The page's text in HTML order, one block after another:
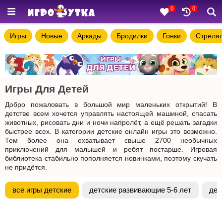
0 0
Игры Новые Аркады Бродилки Гонки
Игры Для Детей
Добро пожаловать в большой мир маленьких открытий! В
детстве всем хочется управлять настоящей машиной, спасать
животных, рисовать дни и ночи напролёт, а ещё решать загадки
быстрее всех. В категории детские онлайн игры это возможно.
Тем более она охватывает свыше 2700 необычных
приключений для малышей и ребят постарше. Игровая
библиотека стабильно пополняется новинками, поэтому скучать
не придётся.
все игры детские детские развивающие 5-6 лет